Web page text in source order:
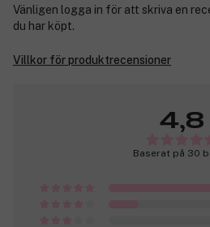
Vänligen logga in för att skriva en
du har köpt.
Villkor för produktrecensioner
4,8
Baserat på 30